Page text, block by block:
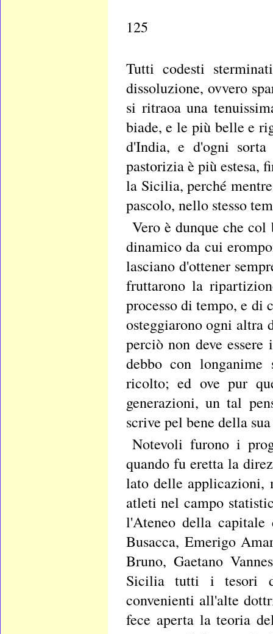
125
Tutti codesti
dissoluzione, ovvero
si ritraoa una
biade, e le più belle e
d'India, e d'ogni
pastorizia è più estesa,
la Sicilia, perché
pascolo, nello stesso
Vero è dunque che
dinamico da cui
lasciano d'ottener
fruttarono la
processo di tempo, e di
osteggiarono ogni altra
perciò non deve
debbo con
ricolto; ed ove pur
generazioni, un tal
scrive pel bene della
Notevoli furono i
quando fu eretta la
lato delle applicazioni,
atleti nel campo
l'Ateneo della capitale
Busacca, Emerigo
Bruno, Gaetano
Sicilia tutti i tesori
convenienti all'alte
fece aperta la teoria